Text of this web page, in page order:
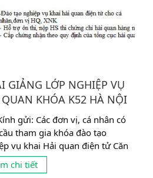
GIẢNG LỚP NGHIỆP VỤ
KHÓA K52 HÀ NỘI
gửi: Các đơn vị, cá nhân có
tham gia khóa đào tạo
vụ khai Hải quan điện tử Căn
tư 22/2019/TT-TC ngày
2019 quy...
chi tiết